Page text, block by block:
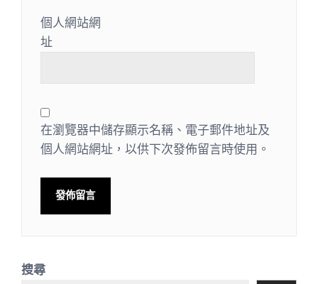
個人網站網
址
在瀏覽器中儲存顯示名稱、電子郵件地址及
個人網站網址，以供下次發佈留言時使用。
搜尋